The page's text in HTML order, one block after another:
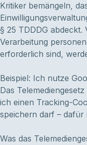
Kritiker bemängeln,
§ 25 TDDDG abdeckt.
Verarbeitung
erforderlich sind,
Beispiel: Ich nutze
Das
ich einen Tracking-
speichern darf – dafür
Was das